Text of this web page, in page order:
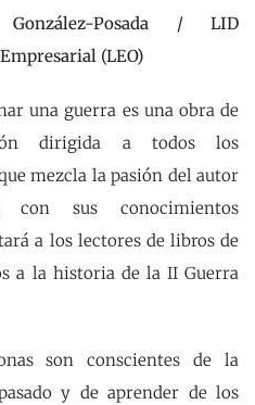
González-Posada / LID
(LEO)
una guerra es una obra de
dirigida a todos los
mezcla la pasión del autor
sus conocimientos
a los lectores de libros de
a la historia de la II Guerra
son conscientes de la
y de aprender de los